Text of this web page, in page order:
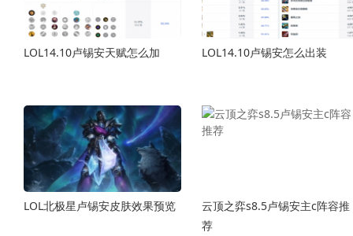
LOL14.10卢锡安天赋怎么加 LOL14.10卢锡安怎么出装
LOL北极星卢锡安皮肤效果预览
云顶之弈s8.5卢锡安主c阵容推
荐